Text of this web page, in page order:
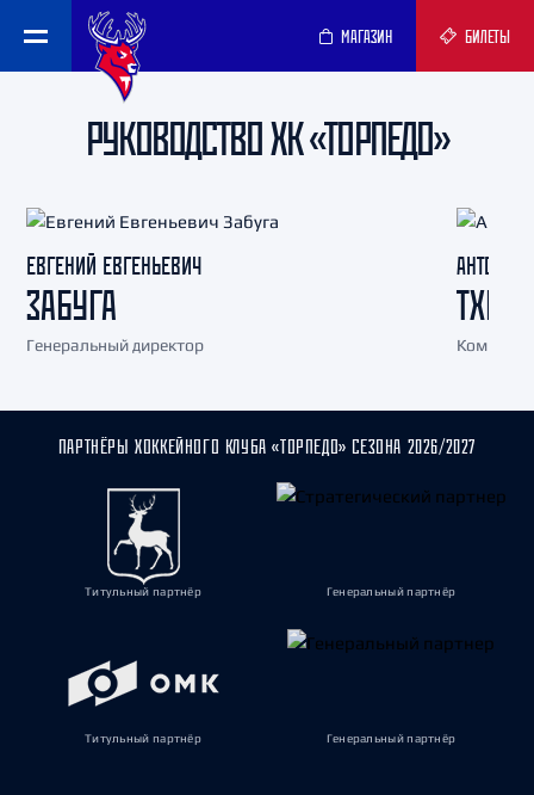
МАГАЗИН БИЛЕТЫ
РУКОВОДСТВО ХК «ТОРПЕДО»
ЕВГЕНИЙ ЕВГЕНЬЕВИЧ
ЗАБУГА
Генеральный директор
АНТОН
ПАРТНЁРЫ ХОККЕЙНОГО КЛУБА «ТОРПЕДО» СЕЗОНА 2026/2027
Титульный партнёр Генеральный партнёр
Титульный партнёр Генеральный партнёр